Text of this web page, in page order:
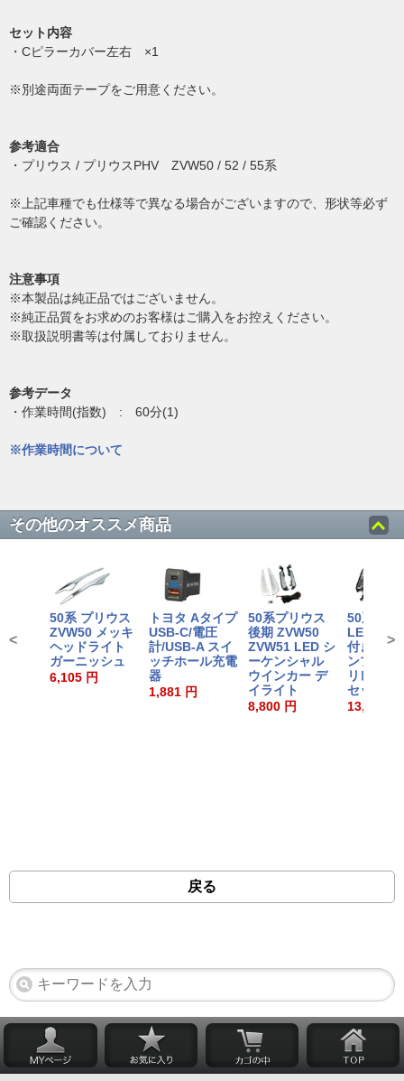
セット内容
・Cピラーカバー左右 ×1
※別途両面テープをご用意ください。
参考適合
・プリウス / プリウスPHV ZVW50 / 52 / 55系
※上記車種でも仕様等で異なる場合がございますので、形状等必ず
ご確認ください。
注意事項
※本製品は純正品ではございません。
※純正品質をお求めのお客様はご購入をお控えください。
※取扱説明書等は付属しておりません。
参考データ
・作業時間(指数) : 60分(1)
※作業時間について
その他のオススメ商品
50系 プリウス
ZVW50 メッキ
ヘッドライト
ガーニッシュ
6,105 円
トヨタ Aタイプ
USB-C/電圧
計/USB-A スイ
ッチホール充電
器
1,881 円
50系プリウス
後期 ZVW50
ZVW51 LED シ
ーケンシャル
ウインカー デ
イライト
8,800 円
50系 プ
LEDデイ
付き フォ
ンプユニ
リレーハ
セット
13,640 円
< >
戻る